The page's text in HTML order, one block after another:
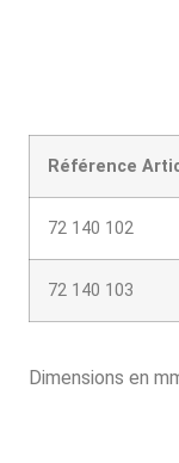
Référence
72 140 102
72 140 103
Dimensions en